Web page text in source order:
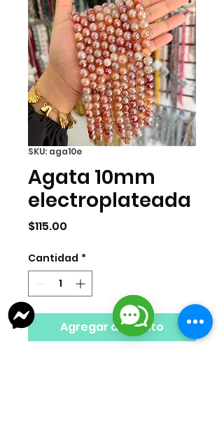
SKU: aga10e
Agata 10mm
electroplateada
$115.00
Cantidad *
Agregar al carrito